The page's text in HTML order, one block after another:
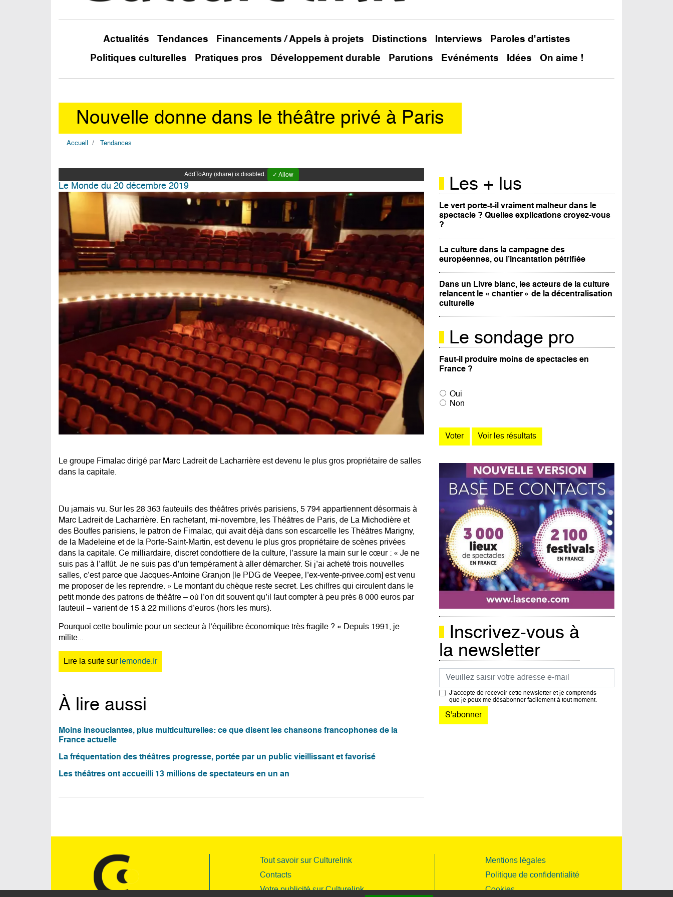
Actualités Tendances Financements / Appels à projets Distinctions Interviews
Paroles d'artistes
Politiques culturelles
Pratiques pros Développement durable Parutions Evénéments Idées On aime !
Nouvelle donne dans le théâtre privé à Paris
Accueil Tendances
AddToAny (share) is disabled. ✓ Allow
Le Monde du 20 décembre 2019
Le groupe Fimalac dirigé par Marc Ladreit de Lacharrière est devenu le plus gros propriétaire de salles
dans la capitale.
Du jamais vu. Sur les 28 363 fauteuils des théâtres privés parisiens, 5 794 appartiennent désormais à
Marc Ladreit de Lacharrière. En rachetant, mi-novembre, les Théâtres de Paris, de La Michodière et
des Bouffes parisiens, le patron de Fimalac, qui avait déjà dans son escarcelle les Théâtres Marigny,
de la Madeleine et de la Porte-Saint-Martin, est devenu le plus gros propriétaire de scènes privées
dans la capitale. Ce milliardaire, discret condottiere de la culture, l’assure la main sur le cœur : « Je ne
suis pas à l’affût. Je ne suis pas d’un tempérament à aller démarcher. Si j’ai acheté trois nouvelles
salles, c’est parce que Jacques-Antoine Granjon [le PDG de Veepee, l’ex-vente-privee.com] est venu
me proposer de les reprendre. » Le montant du chèque reste secret. Les chiffres qui circulent dans le
petit monde des patrons de théâtre – où l’on dit souvent qu’il faut compter à peu près 8 000 euros par
fauteuil – varient de 15 à 22 millions d’euros (hors les murs).
Pourquoi cette boulimie pour un secteur à l’équilibre économique très fragile ? « Depuis 1991, je
milite...
Lire la suite sur lemonde.fr
À lire aussi
Moins insouciantes, plus multiculturelles: ce que disent les chansons francophones de la
France actuelle
La fréquentation des théâtres progresse, portée par un public vieillissant et favorisé
Les théâtres ont accueilli 13 millions de spectateurs en un an
Les + lus
Le vert porte-t-il vraiment malheur dans le
spectacle ? Quelles explications croyez-vous
?
La culture dans la campagne des
européennes, ou l’incantation pétrifiée
Dans un Livre blanc, les acteurs de la culture
relancent le « chantier » de la décentralisation
culturelle
Le sondage pro
Faut-il produire moins de spectacles en
France ?
Oui
Non
Inscrivez-vous à
la newsletter
Courriel
J’accepte de recevoir cette newsletter et je comprends
que je peux me désabonner facilement à tout moment.
Tout savoir sur Culturelink
Contacts
Votre publicité sur Culturelink
Mentions légales
Politique de confidentialité
Cookies